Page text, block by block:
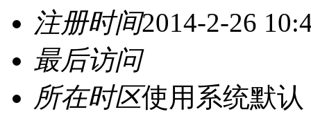
注册时间2014-2-26
最后访问
所在时区使用系统默认